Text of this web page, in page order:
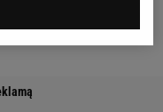
całe